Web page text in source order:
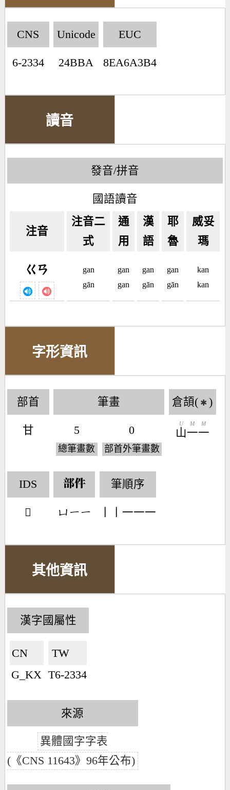
CNS
6-2334
Unicode
24BBA
EUC
8EA6A3B4
讀音
發音/拼音
國語讀音
注音
注音二
式
通
用
漢
語
耶
魯
威妥
瑪
ㄍㄢ
gan
gān
gan
gan
gan
gān
gan
gān
kan
kan
字形資訊
部首
甘
筆畫
5
總筆畫數
0
部首外筆畫數
倉頡( ✱ )
山
U
一
M
一
M
IDS
𤮺
部件
󶁏󶀀󶀀
筆順序
丨丨一一一
其他資訊
漢字國屬性
CN🇨🇳
G_KX
TW🇹🇼
T6-2334
來源
異體國字字表
(《CNS 11643》96年公布)